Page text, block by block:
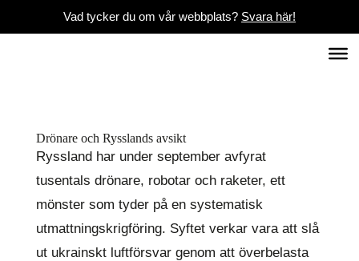
Vad tycker du om vår webbplats? Svara här!
Drönare och Rysslands avsikt
Ryssland har under september avfyrat
tusentals drönare, robotar och raketer, ett
mönster som tyder på en systematisk
utmattningskrigföring. Syftet verkar vara att slå
ut ukrainskt luftförsvar genom att överbelasta